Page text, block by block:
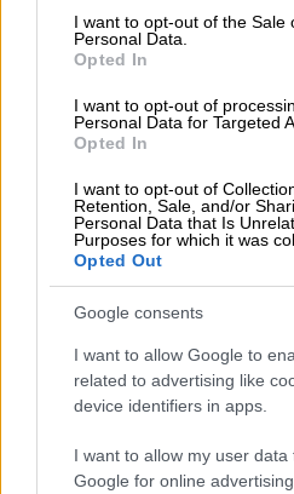
consent section.
I want to opt-out of the Sale
Personal Data.
Opted In
I want to opt-out of
Personal Data for Targeted
Opted In
I want to opt-out of
Retention, Sale, and/or
Personal Data that Is
Purposes for which it was
Opted Out
Google consents
I want to allow Google to
related to advertising like
device identifiers in apps.
I want to allow my user data
Google for online
Πολιτική|22.10.2023 08:44
Παπαθανάσης στο
ανάκτηση
αποτυπώνει την
της οικονομικής
κυβέρνησης
Τι είπε στο ethnos.gr
ο αναπληρωτής
Οικονομίας και